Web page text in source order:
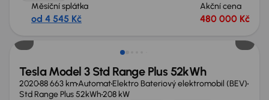
Měsíční splátka
od 4 545 Kč
Akční cena
480 000 Kč
Nově v nabídce
Tesla Model 3 Std Range Plus 52kWh
202088 663 kmAutomatElektro Bateriový elektromobil (BEV)
Std Range Plus 52kWh208 kW